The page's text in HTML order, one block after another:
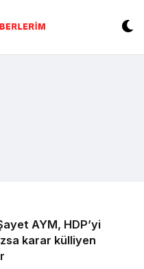
AYM, HDP’yi
karar külliyen